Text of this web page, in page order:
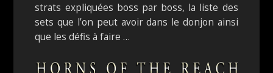
strats expliquées boss par boss, la liste des
sets que l’on peut avoir dans le donjon ainsi
que les défis à faire …